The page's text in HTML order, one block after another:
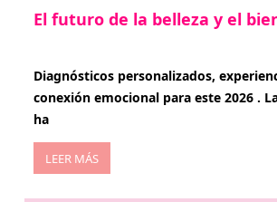
El futuro de la belleza y el
Diagnósticos personalizados,
conexión emocional para este 2026 .
ha
LEER MÁS